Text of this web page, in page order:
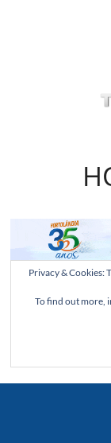
Privacy & Cookies:
To find out more,